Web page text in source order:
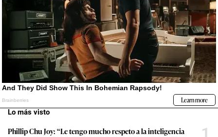
Lo más visto
Phillip Chu Joy: “Le tengo mucho respeto a la inteligencia